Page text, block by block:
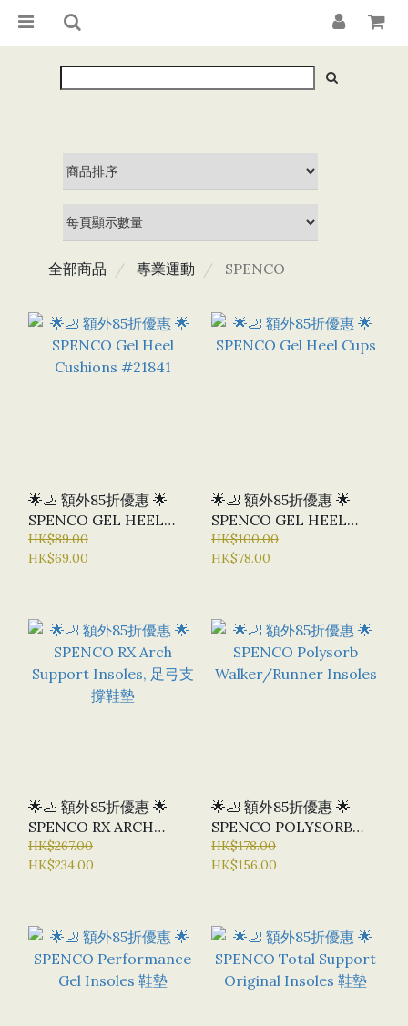
全部商品 專業運動 SPENCO
🌟🦶 額外85折優惠 🌟
SPENCO GEL HEEL
CUSHIONS #21841
HK$89.00
HK$69.00
🌟🦶 額外85折優惠 🌟
SPENCO GEL HEEL
CUPS
HK$100.00
HK$78.00
🌟🦶 額外85折優惠 🌟
SPENCO RX ARCH
SUPPORT INSOLES, 足
弓支撐鞋墊
HK$267.00
HK$234.00
🌟🦶 額外85折優惠 🌟
SPENCO POLYSORB
WALKER/RUNNER
INSOLES
HK$178.00
HK$156.00